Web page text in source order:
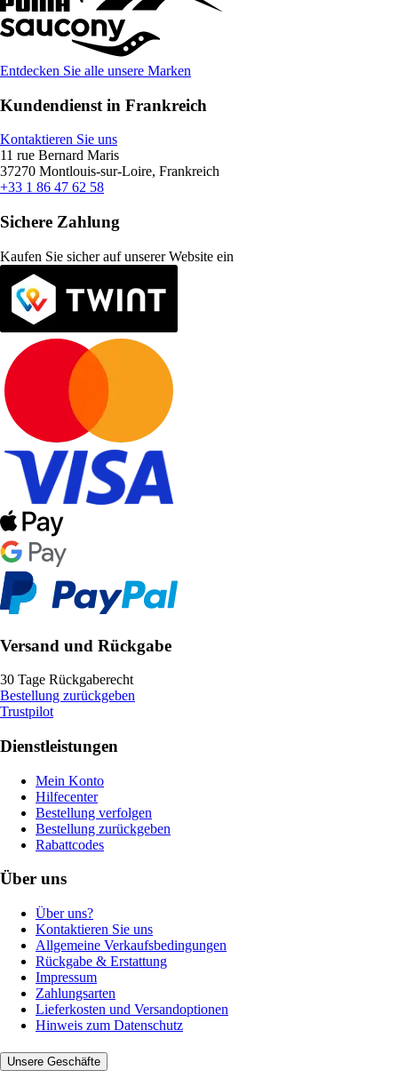
Entdecken Sie alle unsere Marken
Kundendienst in Frankreich
Kontaktieren Sie uns
11 rue Bernard Maris
37270 Montlouis-sur-Loire, Frankreich
+33 1 86 47 62 58
Sichere Zahlung
Kaufen Sie sicher auf unserer Website ein
Versand und Rückgabe
30 Tage Rückgaberecht
Bestellung zurückgeben
Trustpilot
Dienstleistungen
Mein Konto
Hilfecenter
Bestellung verfolgen
Bestellung zurückgeben
Rabattcodes
Über uns
Über uns?
Kontaktieren Sie uns
Allgemeine Verkaufsbedingungen
Rückgabe & Erstattung
Impressum
Zahlungsarten
Lieferkosten und Versandoptionen
Hinweis zum Datenschutz
Unsere Geschäfte